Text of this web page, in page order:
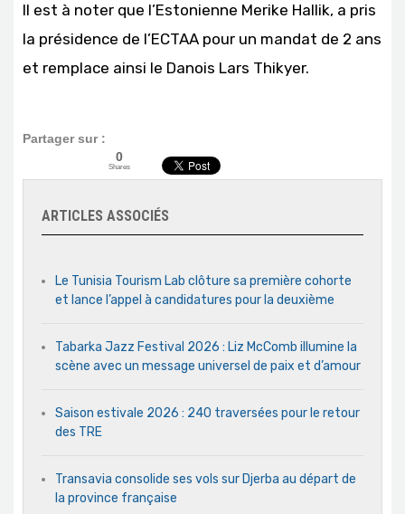
Il est à noter que l’Estonienne Merike Hallik, a pris
la présidence de l’ECTAA pour un mandat de 2 ans
et remplace ainsi le Danois Lars Thikyer.
Partager sur :
0
Shares
ARTICLES ASSOCIÉS
Le Tunisia Tourism Lab clôture sa première cohorte
et lance l’appel à candidatures pour la deuxième
Tabarka Jazz Festival 2026 : Liz McComb illumine la
scène avec un message universel de paix et d’amour
Saison estivale 2026 : 240 traversées pour le retour
des TRE
Transavia consolide ses vols sur Djerba au départ de
la province française